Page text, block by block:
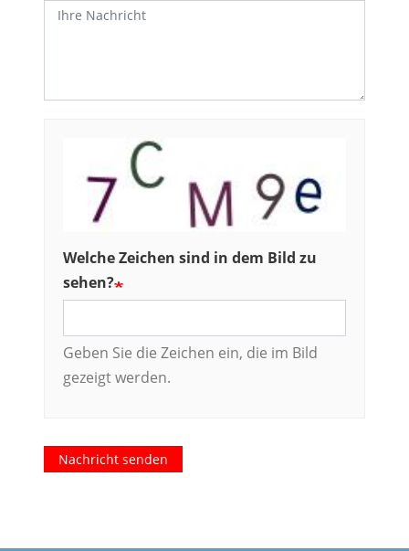
Ihre
Welche Zeichen sind in dem Bild zu
sehen?
Geben Sie die Zeichen ein, die im Bild
gezeigt werden.
Nachricht senden